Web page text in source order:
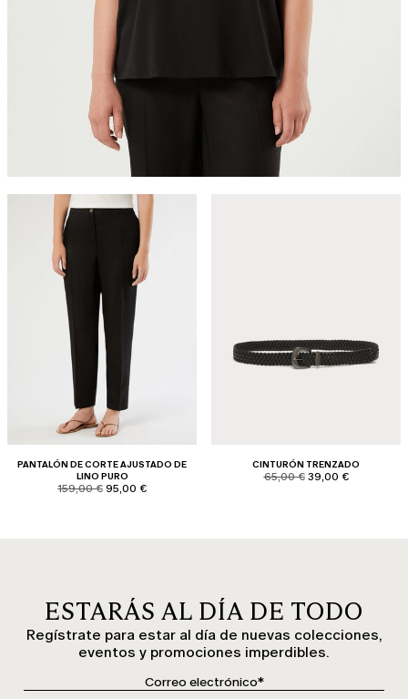
PANTALÓN DE CORTE AJUSTADO DE
LINO PURO
product.price.original
159,00 € product.price.sale
95,00 €
CINTURÓN TRENZADO
product.price.original
65,00 € product.price.sale
39,00 €
ESTARÁS AL DÍA DE TODO
Regístrate para estar al día de nuevas colecciones,
eventos y promociones imperdibles.